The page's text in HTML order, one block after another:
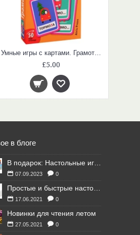
Умные игры с картами. Грамотей
£5.00
в блоге
В подарок: Настольные игры для Ваших британских друзей
07.09.2023 0
Простые и быстрые настольные игры
17.06.2021 0
Новинки для чтения летом
27.05.2021 0